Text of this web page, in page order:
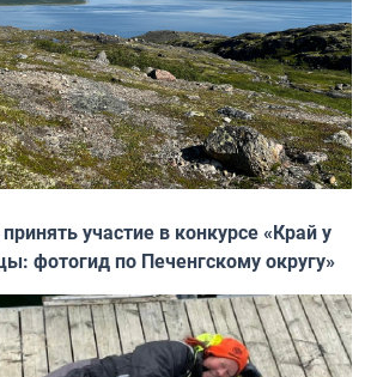
участие в конкурсе «Край у
фотогид по Печенгскому округу»